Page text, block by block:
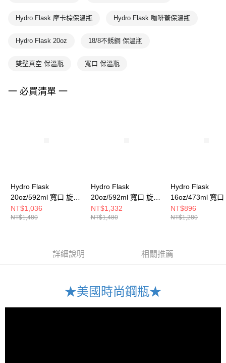
Hydro Flask 摩卡棕保溫瓶 Hydro Flask 咖啡蓋保溫瓶
Hydro Flask 20oz 18/8不銹鋼 保溫瓶
雙壁真空 保溫瓶 寬口 保溫瓶
一 必買清單 一
Hydro Flask
20oz/592ml 寬口 旋轉
咖啡蓋 保溫瓶 化石棕
NT$1,036
NT$1,480
Hydro Flask
20oz/592ml 寬口 旋轉
咖啡蓋 保溫瓶 酒紅色
NT$1,332
NT$1,480
Hydro Flask
16oz/473ml 寬口
咖啡蓋 保溫瓶 棗
NT$896
NT$1,280
詳細說明 相關推薦
★美國時尚鋼瓶★